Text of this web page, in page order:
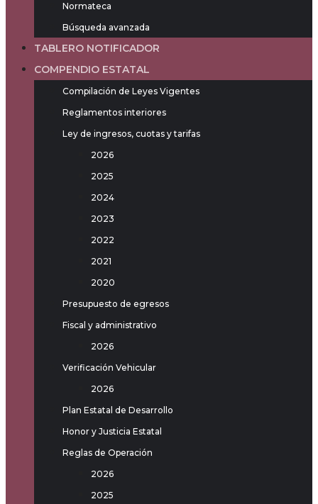
Normateca
Búsqueda avanzada
TABLERO NOTIFICADOR
COMPENDIO ESTATAL
Compilación de Leyes Vigentes
Reglamentos interiores
Ley de ingresos, cuotas y tarifas
2026
2025
2024
2023
2022
2021
2020
Presupuesto de egresos
Fiscal y administrativo
2026
Verificación Vehicular
2026
Plan Estatal de Desarrollo
Honor y Justicia Estatal
Reglas de Operación
2026
2025